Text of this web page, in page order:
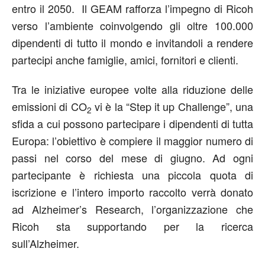
entro il 2050. Il GEAM rafforza l’impegno di Ricoh
verso l’ambiente coinvolgendo gli oltre 100.000
dipendenti di tutto il mondo e invitandoli a rendere
partecipi anche famiglie, amici, fornitori e clienti.
Tra le iniziative europee volte alla riduzione delle
emissioni di CO2 vi è la “Step it up Challenge”, una
sfida a cui possono partecipare i dipendenti di tutta
Europa: l’obiettivo è compiere il maggior numero di
passi nel corso del mese di giugno. Ad ogni
partecipante è richiesta una piccola quota di
iscrizione e l’intero importo raccolto verrà donato
ad Alzheimer’s Research, l’organizzazione che
Ricoh sta supportando per la ricerca
sull’Alzheimer.